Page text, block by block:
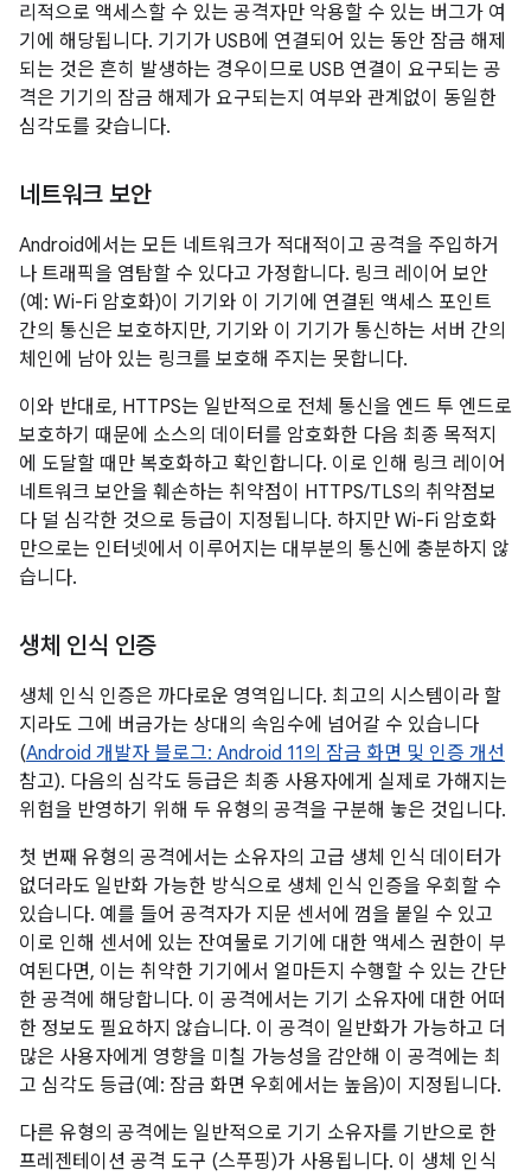
리적으로 액세스할 수 있는 공격자만 악용할 수 있는 버그가 여
기에 해당됩니다. 기기가 USB에 연결되어 있는 동안 잠금 해제
되는 것은 흔히 발생하는 경우이므로 USB 연결이 요구되는 공
격은 기기의 잠금 해제가 요구되는지 여부와 관계없이 동일한
심각도를 갖습니다.
네트워크 보안
Android에서는 모든 네트워크가 적대적이고 공격을 주입하거
나 트래픽을 염탐할 수 있다고 가정합니다. 링크 레이어 보안
(예: Wi-Fi 암호화)이 기기와 이 기기에 연결된 액세스 포인트
간의 통신은 보호하지만, 기기와 이 기기가 통신하는 서버 간의
체인에 남아 있는 링크를 보호해 주지는 못합니다.
이와 반대로, HTTPS는 일반적으로 전체 통신을 엔드 투 엔드로
보호하기 때문에 소스의 데이터를 암호화한 다음 최종 목적지
에 도달할 때만 복호화하고 확인합니다. 이로 인해 링크 레이어
네트워크 보안을 훼손하는 취약점이 HTTPS/TLS의 취약점보
다 덜 심각한 것으로 등급이 지정됩니다. 하지만 Wi-Fi 암호화
만으로는 인터넷에서 이루어지는 대부분의 통신에 충분하지 않
습니다.
생체 인식 인증
생체 인식 인증은 까다로운 영역입니다. 최고의 시스템이라 할
지라도 그에 버금가는 상대의 속임수에 넘어갈 수 있습니다
(Android 개발자 블로그: Android 11의 잠금 화면 및 인증 개선
참고). 다음의 심각도 등급은 최종 사용자에게 실제로 가해지는
위험을 반영하기 위해 두 유형의 공격을 구분해 놓은 것입니다.
첫 번째 유형의 공격에서는 소유자의 고급 생체 인식 데이터가
없더라도 일반화 가능한 방식으로 생체 인식 인증을 우회할 수
있습니다. 예를 들어 공격자가 지문 센서에 껌을 붙일 수 있고
이로 인해 센서에 있는 잔여물로 기기에 대한 액세스 권한이 부
여된다면, 이는 취약한 기기에서 얼마든지 수행할 수 있는 간단
한 공격에 해당합니다. 이 공격에서는 기기 소유자에 대한 어떠
한 정보도 필요하지 않습니다. 이 공격이 일반화가 가능하고 더
많은 사용자에게 영향을 미칠 가능성을 감안해 이 공격에는 최
고 심각도 등급(예: 잠금 화면 우회에서는 높음)이 지정됩니다.
다른 유형의 공격에는 일반적으로 기기 소유자를 기반으로 한
프레젠테이션 공격 도구 (스푸핑)가 사용됩니다. 이 생체 인식